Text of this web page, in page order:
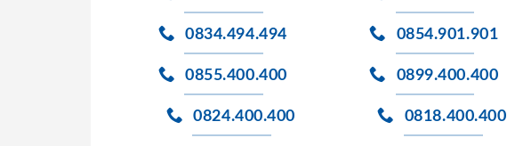
0834.494.494
0855.400.400
0824.400.400
0854.901.901
0899.400.400
0818.400.400